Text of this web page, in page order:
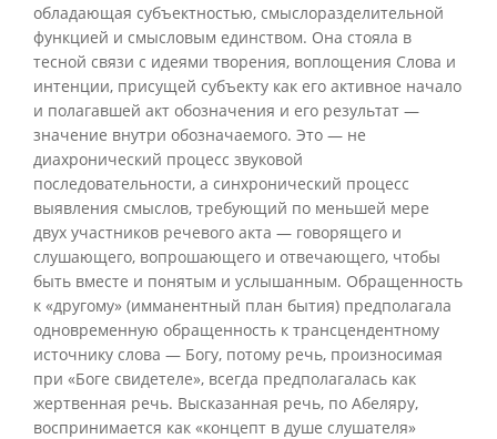
обладающая субъектностью, смыслоразделительной
функцией и смысловым единством. Она стояла в
тесной связи с идеями творения, воплощения Слова и
интенции, присущей субъекту как его активное начало
и полагавшей акт обозначения и его результат —
значение внутри обозначаемого. Это — не
диахронический процесс звуковой
последовательности, а синхронический процесс
выявления смыслов, требующий по меньшей мере
двух участников речевого акта — говорящего и
слушающего, вопрошающего и отвечающего, чтобы
быть вместе и понятым и услышанным. Обращенность
к «другому» (имманентный план бытия) предполагала
одновременную обращенность к трансцендентному
источнику слова — Богу, потому речь, произносимая
при «Боге свидетеле», всегда предполагалась как
жертвенная речь. Высказанная речь, по Абеляру,
воспринимается как «концепт в душе слушателя»